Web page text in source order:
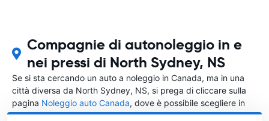
Compagnie di autonoleggio in e
nei pressi di North Sydney, NS
Se si sta cercando un auto a noleggio in Canada, ma in una
città diversa da North Sydney, NS, si prega di cliccare sulla
pagina Noleggio auto Canada, dove è possibile scegliere in
quale città in Canada si vuole noleggiare l'auto.